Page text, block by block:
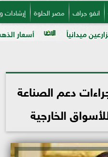
انفو جراف مصر الحلوة
أسعار الذهب في مصر فى
دعم الصناعة
الخارجية